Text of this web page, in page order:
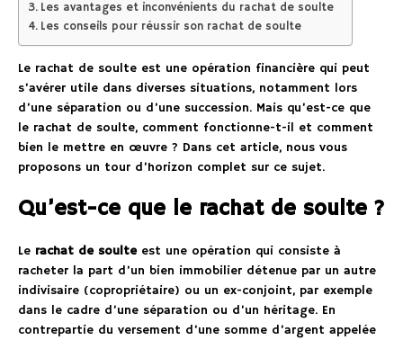
Les avantages et inconvénients du rachat de soulte
Les conseils pour réussir son rachat de soulte
Le rachat de soulte est une opération financière qui peut
s’avérer utile dans diverses situations, notamment lors
d’une séparation ou d’une succession. Mais qu’est-ce que
le rachat de soulte, comment fonctionne-t-il et comment
bien le mettre en œuvre ? Dans cet article, nous vous
proposons un tour d’horizon complet sur ce sujet.
Qu’est-ce que le rachat de soulte ?
Le rachat de soulteest une opération qui consiste à
racheter la part d’un bien immobilier détenue par un autre
indivisaire (copropriétaire) ou un ex-conjoint, par exemple
dans le cadre d’une séparation ou d’un héritage. En
contrepartie du versement d’une somme d’argent appelée